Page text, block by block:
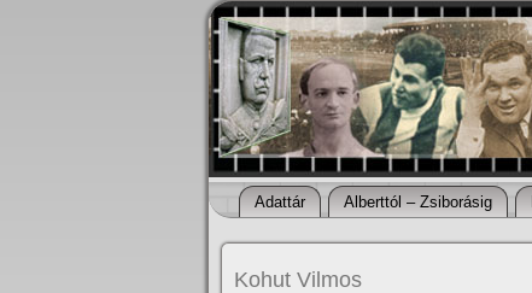
Adattár Alberttól – Zsiborásig
Kohut Vilmos